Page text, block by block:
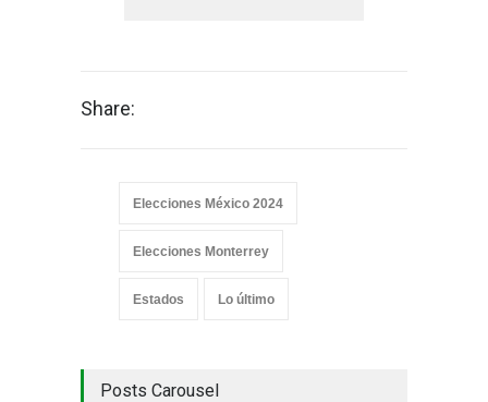
Share:
Elecciones México 2024
Elecciones Monterrey
Estados Lo último
Posts Carousel